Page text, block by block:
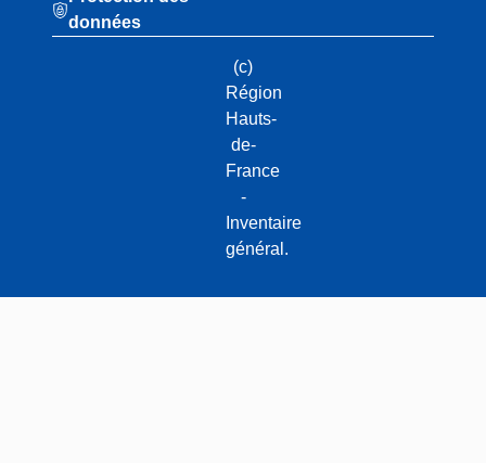
données
(c)
Région
Hauts-
de-
France
-
Inventaire
général.